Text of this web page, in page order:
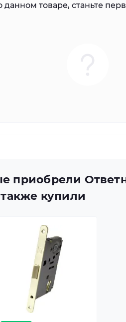
данном товаре, станьте
приобрели
также купили